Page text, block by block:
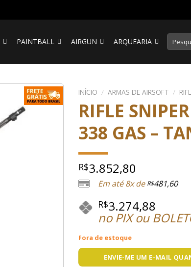
PAINTBALL AIRGUN ARQUEARIA
por:
INÍCIO / ARMAS DE AIRSOFT /
RIFLE
338 GAS –
R$3.852,80
Em até 8x de R$481,60
R$3.274,88
no PIX ou
Fora de estoque
ENVIE-ME UM E-MAIL